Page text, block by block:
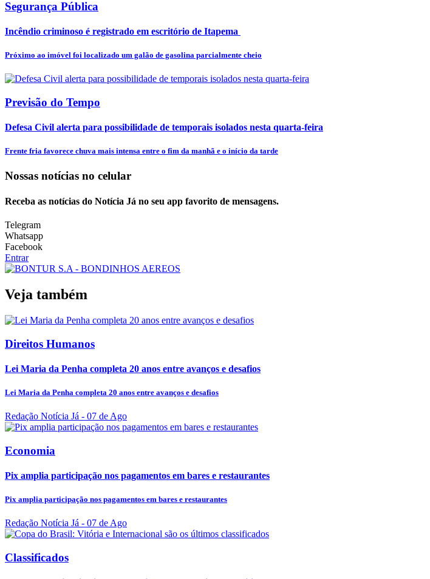
Segurança Pública
Incêndio criminoso é registrado em escritório de Itapema
Próximo ao imóvel foi localizado um galão de gasolina parcialmente cheio
Previsão do Tempo
Defesa Civil alerta para possibilidade de temporais isolados nesta quarta-feira
Frente fria favorece chuva mais intensa entre o fim da manhã e o início da tarde
Nossas notícias no celular
Receba as notícias do Notícia Já no seu app favorito de mensagens.
Telegram
Whatsapp
Facebook
Entrar
Veja também
Direitos Humanos
Lei Maria da Penha completa 20 anos entre avanços e desafios
Lei Maria da Penha completa 20 anos entre avanços e desafios
Redação Notícia Já - 07 de Ago
Economia
Pix amplia participação nos pagamentos em bares e restaurantes
Pix amplia participação nos pagamentos em bares e restaurantes
Redação Notícia Já - 07 de Ago
Classificados